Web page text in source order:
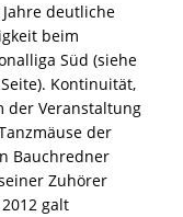
deutliche
beim
Süd (siehe
Kontinuität,
der Veranstaltung
der
Bauchredner
Zuhörer
galt